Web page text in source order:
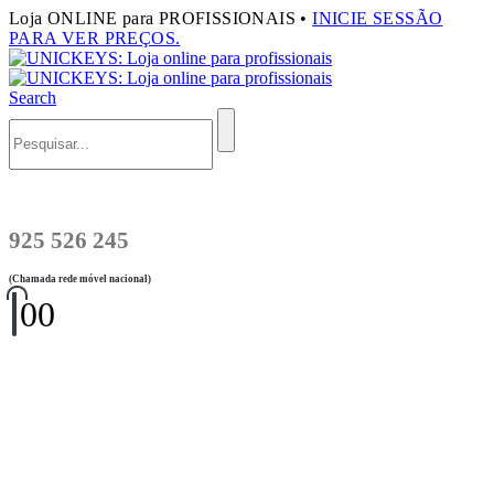
Loja ONLINE para PROFISSIONAIS •INICIE SESSÃO
PARA VER PREÇOS.
Search
925 526 245
(Chamada rede móvel nacional)
00